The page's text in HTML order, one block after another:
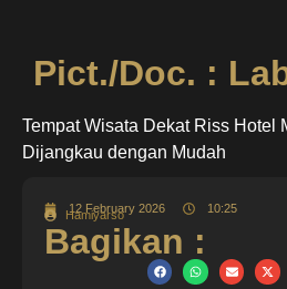
Pict./Doc. :
Tempat Wisata Dekat Riss Hotel
Dijangkau dengan Mudah
12 February 2026 10:25
Hamiyarso
Bagikan :